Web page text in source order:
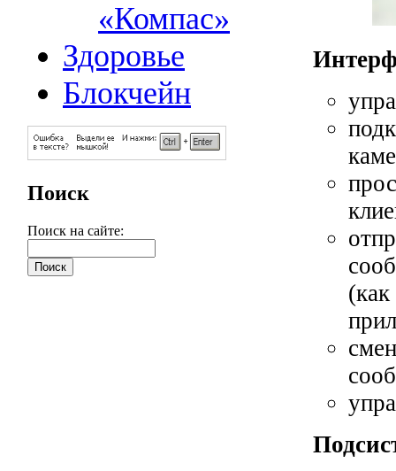
«Компас»
Здоровье
Блокчейн
Поиск
Поиск на сайте: